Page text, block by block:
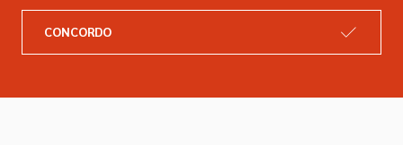
Catálogo
CONCORDO